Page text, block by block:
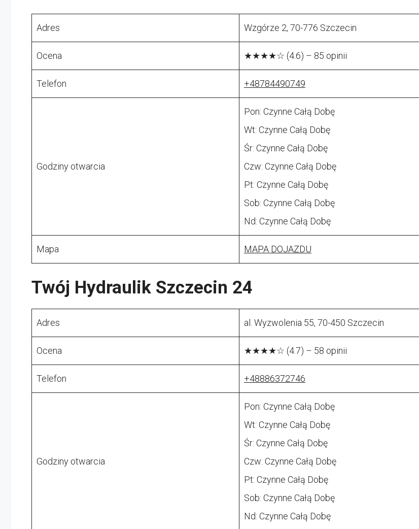
Adres Wzgórze 2, 70-776 Szczecin
Ocena ★★★★☆ (4.6) – 85 opinii
Telefon +48784490749
Godziny otwarcia
Pon: Czynne Całą Dobę
Wt: Czynne Całą Dobę
Śr: Czynne Całą Dobę
Czw: Czynne Całą Dobę
Pt: Czynne Całą Dobę
Sob: Czynne Całą Dobę
Nd: Czynne Całą Dobę
Mapa MAPA DOJAZDU
Twój Hydraulik Szczecin 24
Adres al. Wyzwolenia 55, 70-450 Szczecin
Ocena ★★★★☆ (4.7) – 58 opinii
Telefon +48886372746
Godziny otwarcia
Pon: Czynne Całą Dobę
Wt: Czynne Całą Dobę
Śr: Czynne Całą Dobę
Czw: Czynne Całą Dobę
Pt: Czynne Całą Dobę
Sob: Czynne Całą Dobę
Nd: Czynne Całą Dobę